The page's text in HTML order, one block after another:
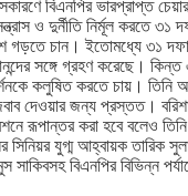
বিএনপির ভারপ্রাপ্ত
ও দুর্নীতি নির্মূল করতে
গড়তে চান। ইতোমধ্যে ৩১
সঙ্গে গ্রহণ করেছে।
কলুষিত করতে চায়।
জবাব দেওয়ার জন্য প্রস্তত।
রূপান্তর করা হবে বলেও
যুগ্ম আহ্বায়ক তারিক
বিএনপির বিভিন্ন